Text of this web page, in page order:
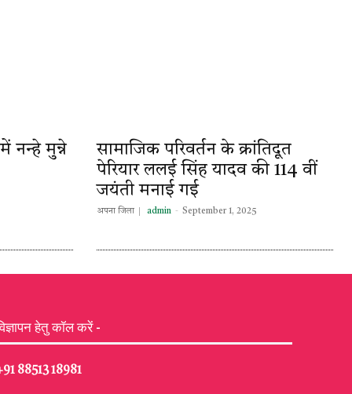
नन्हे मुन्ने
सामाजिक परिवर्तन के क्रांतिदूत
पेरियार ललई सिंह यादव की 114 वीं
जयंती मनाई गई
अपना जिला admin - September 1, 2025
हेतु कॉल करें -
88513 18981